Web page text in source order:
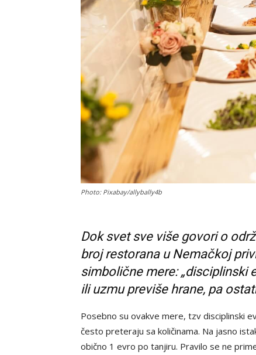
Photo: Pixabay/allybally4b
Dok svet sve više govori o
broj restorana u Nemačkoj
simbolične mere: „disciplinski
ili uzmu previše hrane, pa
Posebno su ovakve mere, tzv disciplinski
često preteraju sa količinama. Na jasno
obično 1 evro po tanjiru. Pravilo se ne